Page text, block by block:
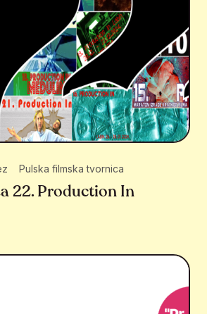
Pulska filmska tvornica
22. Production In